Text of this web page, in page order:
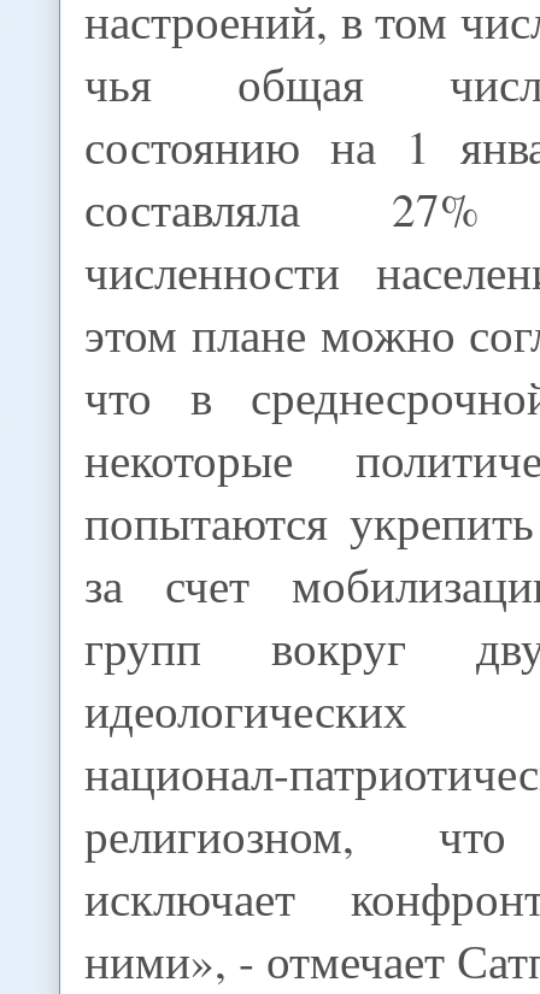
настроений, в том
чья общая
состоянию на 1
составляла
численности
этом плане можно
что в
некоторые
попытаются
за счет
групп вокруг
идеологических
национал-
религиозном,
исключает
ними», - отмечает